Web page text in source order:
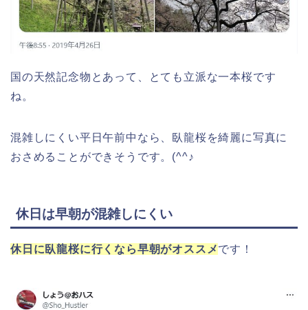
国の天然記念物とあって、とても立派な一本桜です
ね。
混雑しにくい平日午前中なら、臥龍桜を綺麗に写真に
おさめることができそうです。(^^♪
休日は早朝が混雑しにくい
休日に臥龍桜に行くなら早朝がオススメです！